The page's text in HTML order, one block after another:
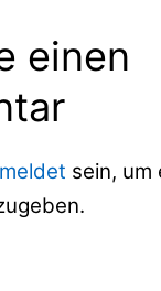
einen
sein, um